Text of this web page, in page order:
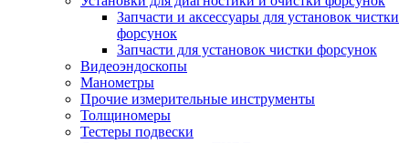
Запчасти и аксессуары для установок чистки
форсунок
Запчасти для установок чистки форсунок
Видеоэндоскопы
Манометры
Прочие измерительные инструменты
Толщиномеры
Тестеры подвески